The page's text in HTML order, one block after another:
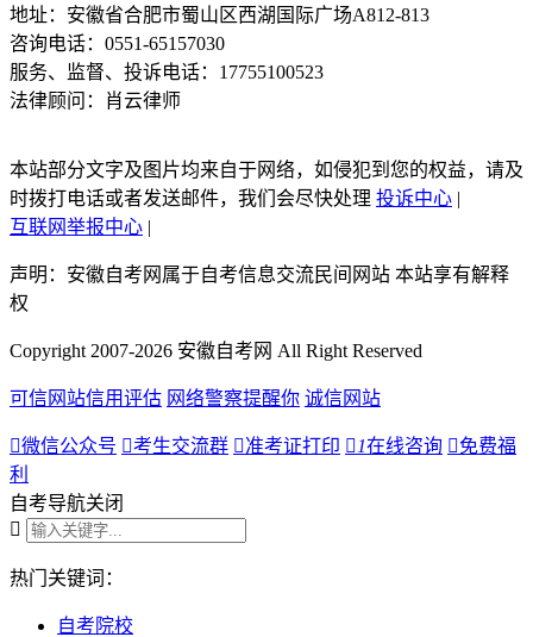
地址：安徽省合肥市蜀山区西湖国际广场A812-813
咨询电话：0551-65157030
服务、监督、投诉电话：17755100523
法律顾问：肖云律师
本站部分文字及图片均来自于网络，如侵犯到您的权益，请及
时拨打电话或者发送邮件，我们会尽快处理 投诉中心 |
互联网举报中心 |
声明：安徽自考网属于自考信息交流民间网站 本站享有解释
权
Copyright 2007-2026 安徽自考网 All Right Reserved
可信网站信用评估 网络警察提醒你 诚信网站
微信公众号 考生交流群 准考证打印  1在线咨询 免费福
利
自考导航关闭

热门关键词：
自考院校